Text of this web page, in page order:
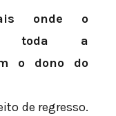
onde o
toda a
o dono do
de regresso.